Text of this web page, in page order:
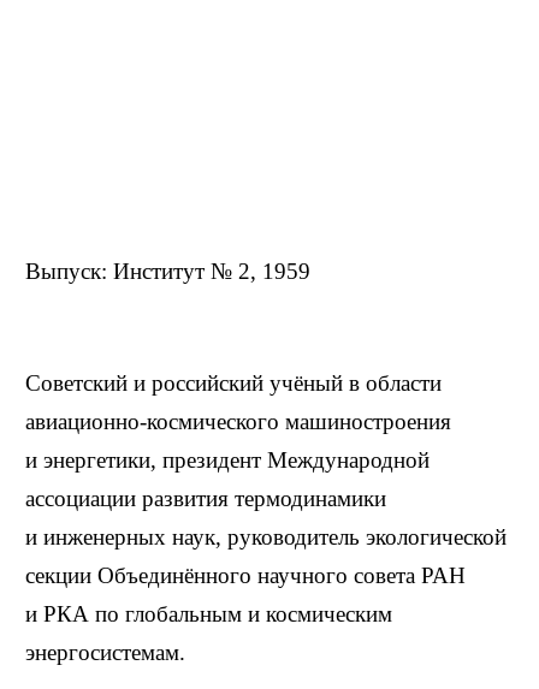
Выпуск: Институт № 2, 1959
Советский и российский учёный в области
авиационно-космического машиностроения
и энергетики, президент Международной
ассоциации развития термодинамики
и инженерных наук, руководитель экологической
секции Объединённого научного совета РАН
и РКА по глобальным и космическим
энергосистемам.